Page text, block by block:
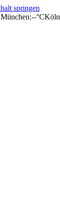
springen
München:--°CKöln